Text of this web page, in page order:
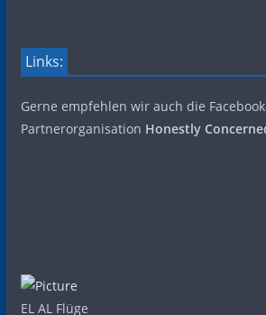
Links:
Gerne empfehlen wir auch die
Partnerorganisation Honestly
EL AL Flüge